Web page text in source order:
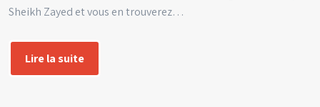
Sheikh Zayed et vous en trouverez…
Lire la suite